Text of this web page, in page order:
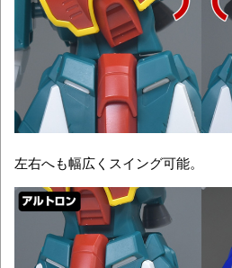
左右へも幅広くスイング可能。